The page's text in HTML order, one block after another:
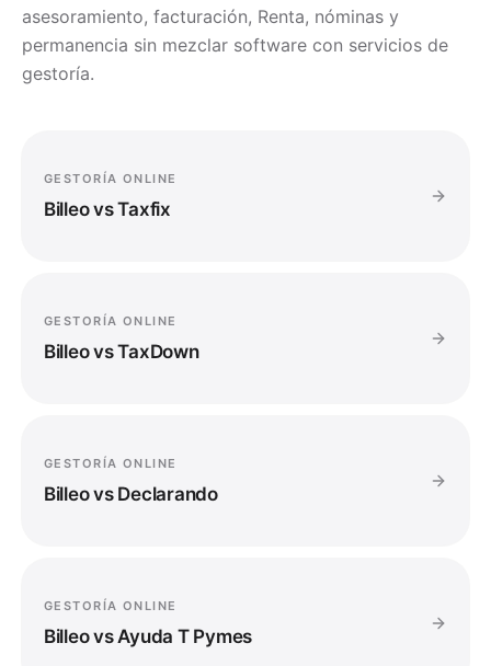
asesoramiento, facturación, Renta, nóminas y
permanencia sin mezclar software con servicios de
gestoría.
GESTORÍA ONLINE
Billeo vsTaxfix
GESTORÍA ONLINE
Billeo vsTaxDown
GESTORÍA ONLINE
Billeo vs Declarando
GESTORÍA ONLINE
Billeo vs Ayuda T Pymes